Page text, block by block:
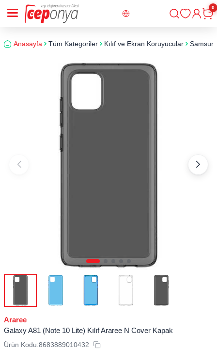
Giriş
0
Anasayfa Tüm Kategoriler Kılıf ve Ekran Koruyucular
Araree
Galaxy A81 (Note 10 Lite) Kılıf Araree N Cover Kapak
Ürün Kodu:8683889010432